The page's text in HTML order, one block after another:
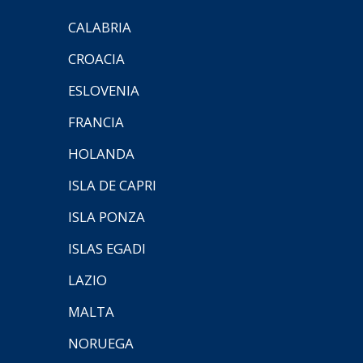
CALABRIA
CROACIA
ESLOVENIA
FRANCIA
HOLANDA
ISLA DE CAPRI
ISLA PONZA
ISLAS EGADI
LAZIO
MALTA
NORUEGA